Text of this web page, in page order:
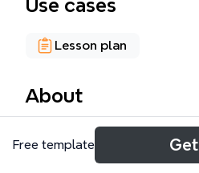
Use cases
Lesson plan
About
Ce modèle de mind map «
conçu pour les enseignants
Free template